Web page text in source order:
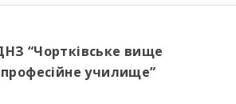
“Чортківське вище
професійне училище”